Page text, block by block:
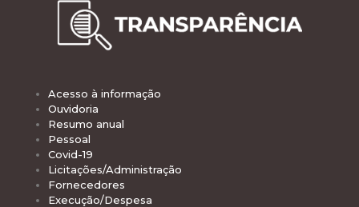
Acesso à informação
Ouvidoria
Resumo anual
Pessoal
Covid-19
Licitações/Administração
Fornecedores
Execução/Despesa